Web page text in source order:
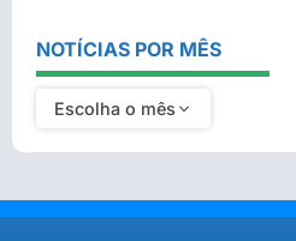
NOTÍCIAS POR MÊS
Escolha o mês